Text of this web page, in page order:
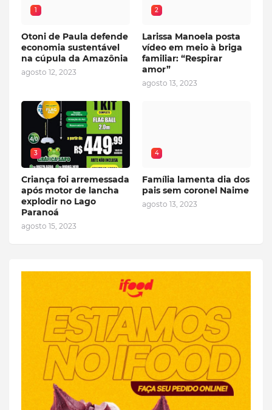
1
Otoni de Paula defende
economia sustentável
na cúpula da Amazônia
agosto 12, 2023
2
Larissa Manoela posta
vídeo em meio à briga
familiar: “Respirar
amor”
agosto 13, 2023
3
Criança foi arremessada
após motor de lancha
explodir no Lago
Paranoá
agosto 15, 2023
4
Família lamenta dia dos
pais sem coronel Naime
agosto 13, 2023